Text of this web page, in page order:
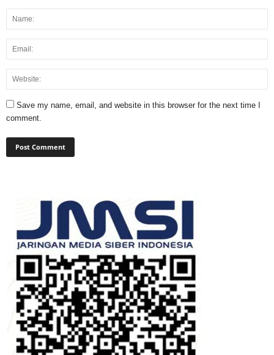
Save my name, email, and website in this browser for the next time I
comment.